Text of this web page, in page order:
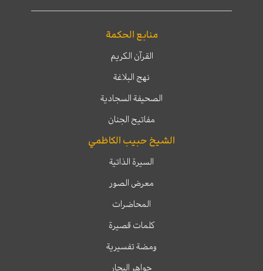
منابع الحكمة
القرآن الكريم
نهج البلاغة
الصحيفة السجادية
مفاتيح الجنان
الشيخ حبيب الكاظمي
السيرة الذاتية
معرض الصور
المحاضرات
كلمات قصيرة
ومضة تفسيرية
جواهر البحار